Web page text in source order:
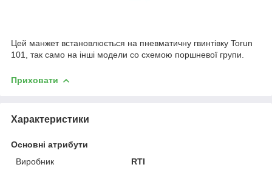
Цей манжет встановлюється на пневматичну гвинтівку Torun
101, так само на інші модели со схемою поршневої групи.
Приховати
Характеристики
Основні атрибути
Виробник
RTI